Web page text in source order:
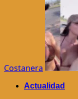
Costanera
Actualidad